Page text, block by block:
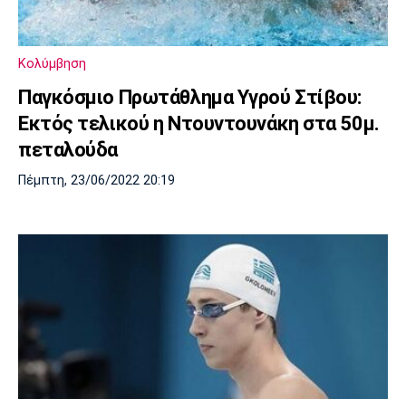
Κολύμβηση
Παγκόσμιο Πρωτάθλημα Υγρού Στίβου:
Εκτός τελικού η Ντουντουνάκη στα 50μ.
πεταλούδα
Πέμπτη, 23/06/2022 20:19